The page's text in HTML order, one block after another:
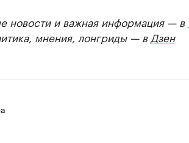
новости и важная информация — в
мнения, лонгриды — в Дзен